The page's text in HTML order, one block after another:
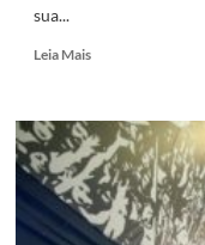
sua...
Leia MaisRead
Corinthians
confirma
venda
de
Guilherme
Arana